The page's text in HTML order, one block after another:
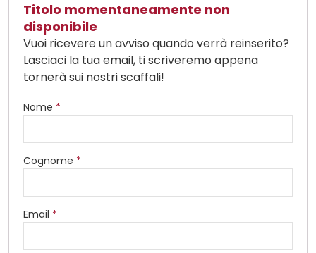
Titolo momentaneamente non
disponibile
Vuoi ricevere un avviso quando verrà reinserito?
Lasciaci la tua email, ti scriveremo appena
tornerà sui nostri scaffali!
Nome *
Cognome *
Email *